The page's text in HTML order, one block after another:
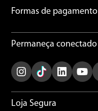
Formas de pagamento
Permaneça conectado
Loja Segura